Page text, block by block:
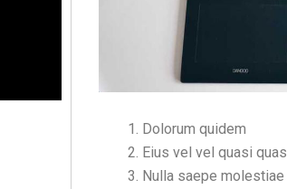
Dolorum quidem
Eius vel vel quasi
Nulla saepe molestiae